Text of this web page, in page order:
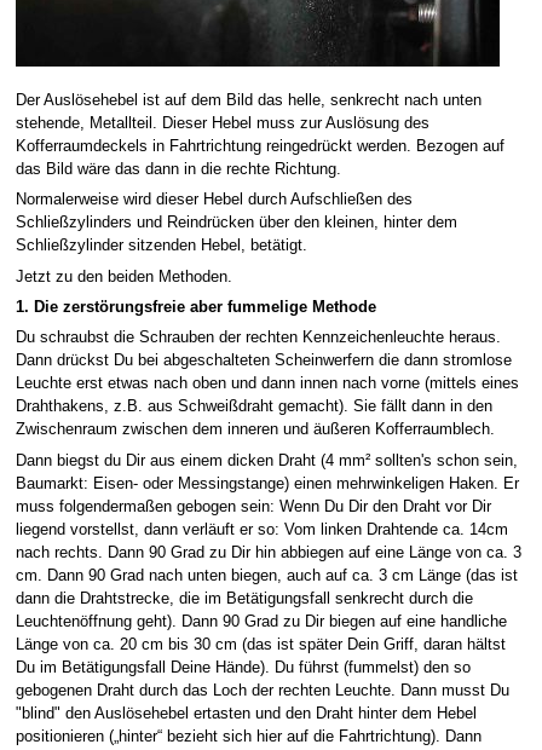
Der Auslösehebel ist auf dem Bild das helle, senkrecht nach unten
stehende, Metallteil. Dieser Hebel muss zur Auslösung des
Kofferraumdeckels in Fahrtrichtung reingedrückt werden. Bezogen auf
das Bild wäre das dann in die rechte Richtung.
Normalerweise wird dieser Hebel durch Aufschließen des
Schließzylinders und Reindrücken über den kleinen, hinter dem
Schließzylinder sitzenden Hebel, betätigt.
Jetzt zu den beiden Methoden.
1. Die zerstörungsfreie aber fummelige Methode
Du schraubst die Schrauben der rechten Kennzeichenleuchte heraus.
Dann drückst Du bei abgeschalteten Scheinwerfern die dann stromlose
Leuchte erst etwas nach oben und dann innen nach vorne (mittels eines
Drahthakens, z.B. aus Schweißdraht gemacht). Sie fällt dann in den
Zwischenraum zwischen dem inneren und äußeren Kofferraumblech.
Dann biegst du Dir aus einem dicken Draht (4 mm² sollten's schon sein,
Baumarkt: Eisen- oder Messingstange) einen mehrwinkeligen Haken. Er
muss folgendermaßen gebogen sein: Wenn Du Dir den Draht vor Dir
liegend vorstellst, dann verläuft er so: Vom linken Drahtende ca. 14cm
nach rechts. Dann 90 Grad zu Dir hin abbiegen auf eine Länge von ca. 3
cm. Dann 90 Grad nach unten biegen, auch auf ca. 3 cm Länge (das ist
dann die Drahtstrecke, die im Betätigungsfall senkrecht durch die
Leuchtenöffnung geht). Dann 90 Grad zu Dir biegen auf eine handliche
Länge von ca. 20 cm bis 30 cm (das ist später Dein Griff, daran hältst
Du im Betätigungsfall Deine Hände). Du führst (fummelst) den so
gebogenen Draht durch das Loch der rechten Leuchte. Dann musst Du
"blind" den Auslösehebel ertasten und den Draht hinter dem Hebel
positionieren („hinter“ bezieht sich hier auf die Fahrtrichtung). Dann